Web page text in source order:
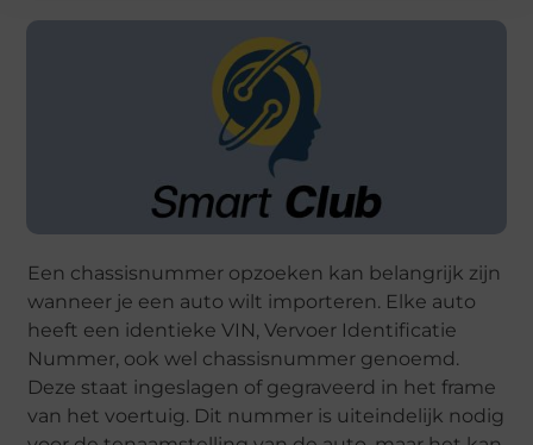
Een chassisnummer opzoeken kan belangrijk zijn
wanneer je een auto wilt importeren. Elke auto
heeft een identieke VIN, Vervoer Identificatie
Nummer, ook wel chassisnummer genoemd.
Deze staat ingeslagen of gegraveerd in het frame
van het voertuig. Dit nummer is uiteindelijk nodig